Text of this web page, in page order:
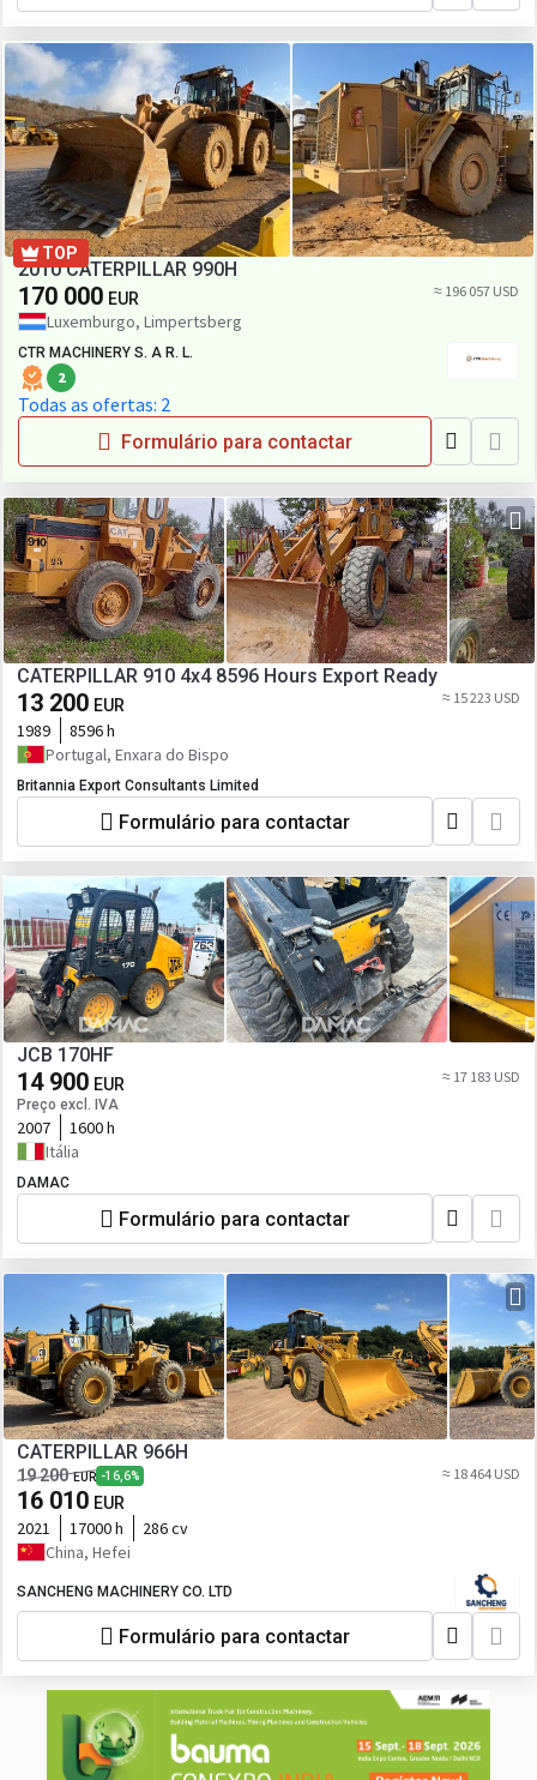
TOP
2010 CATERPILLAR 990H
170 000 EUR ≈ 196 057 USD
Luxemburgo, Limpertsberg
CTR MACHINERY S. A R. L.
2
Todas as ofertas: 2
Formulário para contactar
CATERPILLAR 910 4x4 8596 Hours Export Ready
13 200 EUR ≈ 15 223 USD
1989
8596 h
Portugal, Enxara do Bispo
Britannia Export Consultants Limited
Formulário para contactar
JCB 170HF
14 900 EUR
Preço excl. IVA
≈ 17 183 USD
2007
1600 h
Itália
DAMAC
Formulário para contactar
CATERPILLAR 966H
19 200 EUR -16,6%
16 010 EUR
≈ 18 464 USD
2021 17000 h
286 cv
China, Hefei
SANCHENG MACHINERY CO. LTD
Formulário para contactar